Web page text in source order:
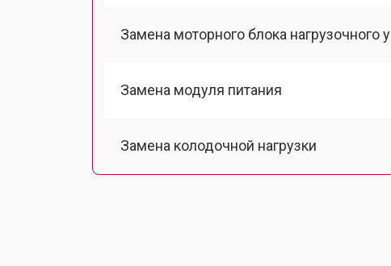
Замена моторного блока нагрузочного
Замена модуля питания
Замена колодочной нагрузки